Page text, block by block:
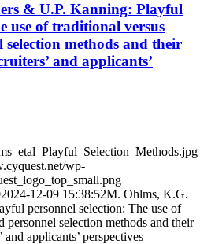
& U.P. Kanning: Playful
use of traditional versus
selection methods and their
and applicants’
wp-
2024-12-09 15:38:52M. Ohlms, K.G.
personnel selection: The use of
personnel selection methods and their
applicants’ perspectives